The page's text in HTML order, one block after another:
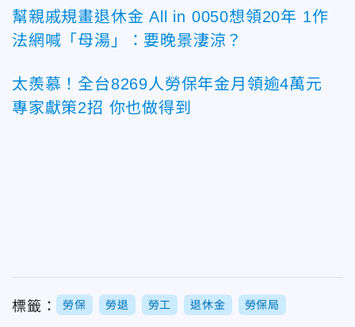
幫親戚規畫退休金 All in 0050想領20年 1作
法網喊「母湯」：要晚景淒涼？
太羨慕！全台8269人勞保年金月領逾4萬元
專家獻策2招 你也做得到
標籤： 勞保 勞退 勞工 退休金 勞保局